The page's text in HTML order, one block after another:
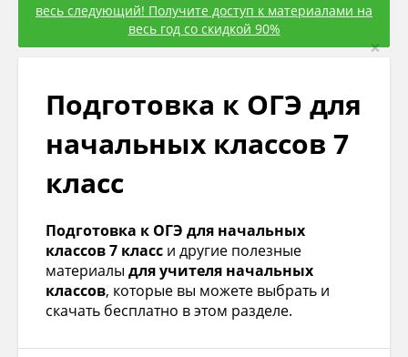
весь следующий! Получите доступ к материалами на
весь год со скидкой 90%
×
Подготовка к ОГЭ для
начальных классов 7
класс
Подготовка к ОГЭ для начальных
классов 7 класс и другие полезные
материалы для учителя начальных
классов, которые вы можете выбрать и
скачать бесплатно в этом разделе.